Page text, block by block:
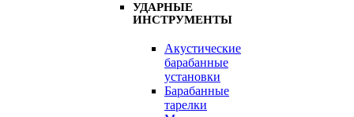
УДАРНЫЕ
ИНСТРУМЕНТЫ
Акустические
барабанные
установки
Барабанные
тарелки